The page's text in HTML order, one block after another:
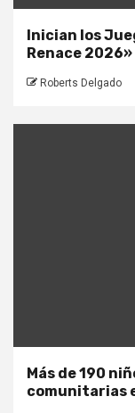
Inician los
Renace
Roberts Delgado
Más de 190
comunitarias